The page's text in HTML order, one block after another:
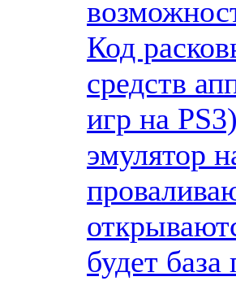
Код
средств
игр на
эмулятор
будет